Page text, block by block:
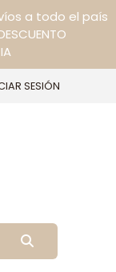
a todo el país
SESIÓN